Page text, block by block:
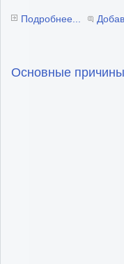
Подробнее...
Основные